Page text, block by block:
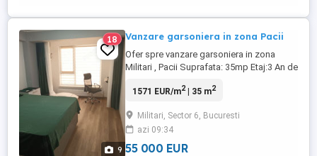
9
18 Vanzare garsoniera in zona Pacii
Ofer spre vanzare garsoniera in zona
Militari , Pacii Suprafata: 35mp Etaj:3 An de
Lift:Da Distanta de metrou: 10 minute.
1571 EUR/m2| 35 m2
Militari, Sector 6, Bucuresti
azi 09:34
55 000 EUR